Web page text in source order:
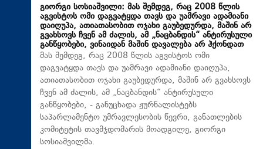
გიორგი სოსიაშვილი: მას შემდეგ, რაც 2008 წლის
აგვისტოს ომი დაგვატყდა თავს და უამრავი ადამიანი
დაიღუპა, ათიათასობით ოჯახი გაუბედურდა, მაშინ არ
გვახსოვს ჩვენ ამ ძალის, ამ „ნაცბანდის“ ანტირუსული
განწყობები, ვინაიდან მაშინ დავალება არ ჰქონდათ
მას შემდეგ, რაც 2008 წლის აგვისტოს ომი
დაგვატყდა თავს და უამრავი ადამიანი დაიღუპა,
ათიათასობით ოჯახი გაუბედურდა, მაშინ არ გვახსოვს
ჩვენ ამ ძალის, ამ „ნაცბანდის“ ანტირუსული
განწყობები, - განუცხადა ჟურნალისტებს
საპარლამენტო უმრავლესობის წევრი, განათლების
კომიტეტის თავმჯდომარის მოადგილე, გიორგი
სოსიაშვილმა.